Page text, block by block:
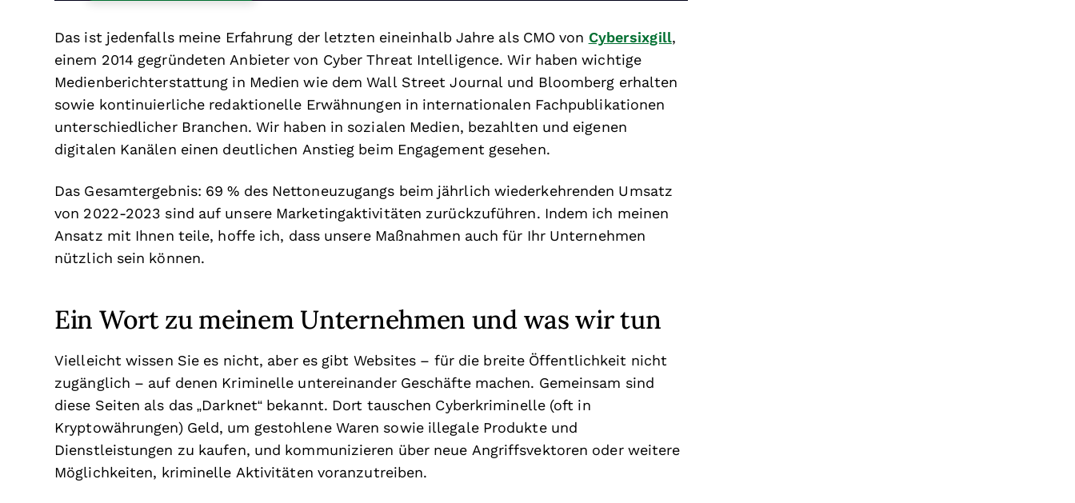
Das ist jedenfalls meine Erfahrung der letzten eineinhalb Jahre als CMO von Cybersixgill,
einem 2014 gegründeten Anbieter von Cyber Threat Intelligence. Wir haben wichtige
Medienberichterstattung in Medien wie dem Wall Street Journal und Bloomberg erhalten
sowie kontinuierliche redaktionelle Erwähnungen in internationalen Fachpublikationen
unterschiedlicher Branchen. Wir haben in sozialen Medien, bezahlten und eigenen
digitalen Kanälen einen deutlichen Anstieg beim Engagement gesehen.
Das Gesamtergebnis: 69 % des Nettoneuzugangs beim jährlich wiederkehrenden Umsatz
von 2022-2023 sind auf unsere Marketingaktivitäten zurückzuführen. Indem ich meinen
Ansatz mit Ihnen teile, hoffe ich, dass unsere Maßnahmen auch für Ihr Unternehmen
nützlich sein können.
Ein Wort zu meinem Unternehmen und was wir tun
Vielleicht wissen Sie es nicht, aber es gibt Websites – für die breite Öffentlichkeit nicht
zugänglich – auf denen Kriminelle untereinander Geschäfte machen. Gemeinsam sind
diese Seiten als das „Darknet“ bekannt. Dort tauschen Cyberkriminelle (oft in
Kryptowährungen) Geld, um gestohlene Waren sowie illegale Produkte und
Dienstleistungen zu kaufen, und kommunizieren über neue Angriffsvektoren oder weitere
Möglichkeiten, kriminelle Aktivitäten voranzutreiben.